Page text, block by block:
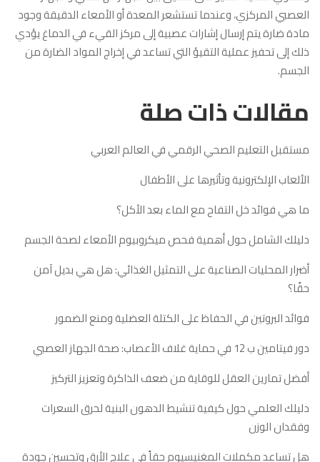
العصبي المركزي، وعندما تستشعر المعدة أو الأمعاء الدقيقة وجود
مادة ضارة يتم إرسال إشارات عصبية إلى مركز القيء في الدماغ يؤدي
ذلك إلى تحفيز عملية التقيؤ التي تساعد في إخراج المواد الضارة من
الجسم.
مقالات ذات صلة
مستقبل التعليم الصحي الرقمي في العالم العربي
الألعاب الإلكترونية وتأثيرها على الأطفال
ما هي فوائد خل التفاح مع الماء بعد الأكل؟
دليلك الشامل حول أهمية فحص ميكروبيوم الأمعاء لصحة الجسم
أضرار المحليات الصناعية على التمثيل الغذائي: هل هي بديل آمن
حقًا؟
فوائد البروتين في الحفاظ على الكتلة العضلية ومنع الضمور
دور فيتامين ب 12 في حماية غلاف الأعصاب: صحة الجهاز العصبي
أفضل تمارين العقل للوقاية من ضعف الذاكرة وتعزيز التركيز
دليلك العلمي حول كيفية تنشيط الدهون البنية لحرق السعرات
وفقدان الوزن
هل تساعد مكملات المغنيسيوم حقاً في علاج الأرق وتحسين جودة